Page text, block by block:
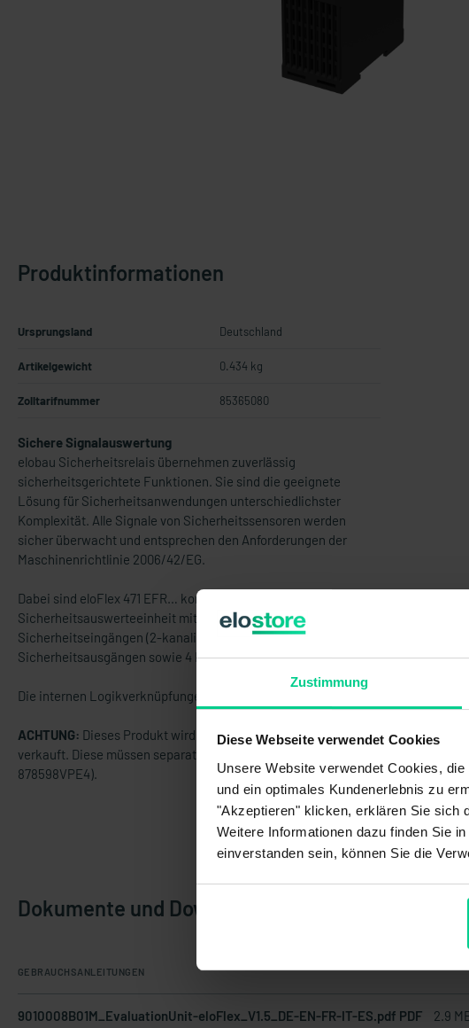
Zustimmung
Diese Webseite verwendet Cookies
Unsere Website verwendet Cookies,
und ein optimales Kundenerlebnis zu
"Akzeptieren" klicken, erklären Sie sich
Weitere Informationen dazu finden Sie
einverstanden sein, können Sie die
Produktinformationen
Ursprungsland Deutschland
Artikelgewicht 0.434 kg
Zolltarifnummer 85365080
Sichere Signalauswertung
elobau Sicherheitsrelais übernehmen zuverlässig
sicherheitsgerichtete Funktionen. Sie sind die geeignete
Lösung für Sicherheitsanwendungen unterschiedlichster
Komplexität. Alle Signale von Sicherheitssensoren werden
sicher überwacht und entsprechen den Anforderungen der
Maschinenrichtlinie 2006/42/EG.
Dabei sind eloFlex 471 EFR… konfigurierbare
Sicherheitsauswerteeinheit mit 4 unabhängigen
Sicherheitseingängen (2-kanalig) und bis zu 4
Sicherheitsausgängen sowie 4 Kontrollausgängen.
Die internen Logikverknüpfungen sind bereits vorkonfiguriert.
ACHTUNG: Dieses Produkt wird OHNE Standardklemmen
verkauft. Diese müssen separat gekauft werden (Art.Nr.
878598VPE4).
Dokumente und Downloads
GEBRAUCHSANLEITUNGEN
9010008B01M_EvaluationUnit-eloFlex_V1.5_DE-EN-FR-IT-ES.pdf PDF 2.9